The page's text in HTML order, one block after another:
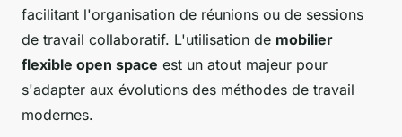
facilitant l'organisation de réunions ou de sessions
de travail collaboratif. L'utilisation de mobilier
flexible open space est un atout majeur pour
s'adapter aux évolutions des méthodes de travail
modernes.